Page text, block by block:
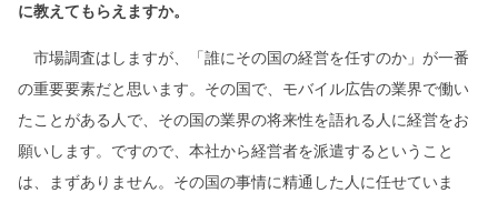
に教えてもらえますか。
市場調査はしますが、「誰にその国の経営を任すのか」が一番
の重要要素だと思います。その国で、モバイル広告の業界で働い
たことがある人で、その国の業界の将来性を語れる人に経営をお
願いします。ですので、本社から経営者を派遣するということ
は、まずありません。その国の事情に精通した人に任せていま